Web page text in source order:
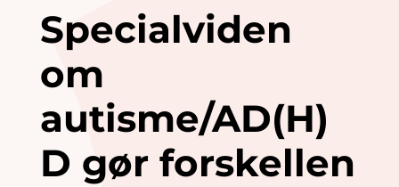
Specialviden
om
autisme/AD(H)
D gør forskellen